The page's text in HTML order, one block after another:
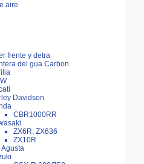
aire
frente y detra
del gua Carbon
Davidson
CBR1000RR
ZX6R, ZX636
ZX10R
Agusta